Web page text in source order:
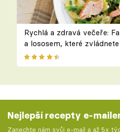
Rychlá a zdravá večeře:
a lososem, které
Nejlepší recepty e-
Zanechte nám svůj e-mail a až 5x